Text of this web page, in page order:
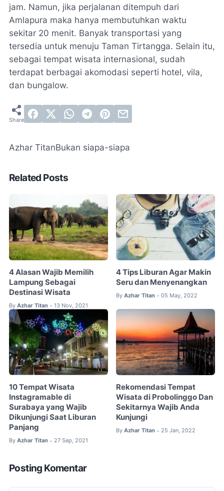
jam. Namun, jika perjalanan ditempuh dari
Amlapura maka hanya membutuhkan waktu
sekitar 20 menit. Banyak transportasi yang
tersedia untuk menuju Taman Tirtangga. Selain itu,
sebagai tempat wisata internasional, sudah
terdapat berbagai akomodasi seperti hotel, vila,
dan bungalow.
Azhar TitanBukan siapa-siapa
Related Posts
4 Alasan Wajib Memilih
Lampung Sebagai
Destinasi Wisata
By Azhar Titan • 13 Nov, 2021
4 Tips Liburan Agar Makin
Seru dan Menyenangkan
By Azhar Titan • 05 May, 2022
10 Tempat Wisata
Instagramable di
Surabaya yang Wajib
Dikunjungi Saat Liburan
Panjang
By Azhar Titan • 27 Sep, 2021
Rekomendasi Tempat
Wisata di Probolinggo Dan
Sekitarnya Wajib Anda
Kunjungi
By Azhar Titan • 25 Jan, 2022
Posting Komentar